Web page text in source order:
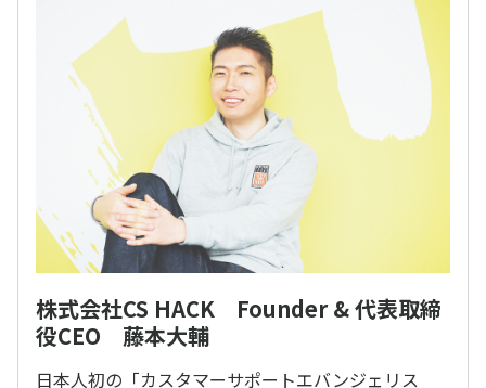
株式会社CS HACK Founder & 代表取締
役CEO 藤本大輔
日本人初の「カスタマーサポートエバンジェリス